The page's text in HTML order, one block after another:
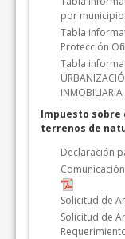
por
Tabla
Protección
Tabla
Impuesto sobre
terrenos de
Declaración
Solicitud de
Solicitud de